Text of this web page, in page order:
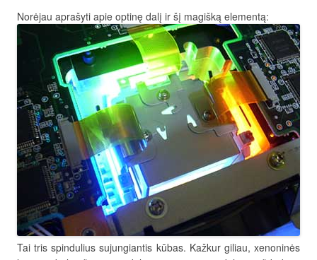
Norėjau aprašyti apie optinę dalį ir šį magišką elementą:
Tai tris spindulius sujungiantis kūbas. Kažkur giliau, xenoninės